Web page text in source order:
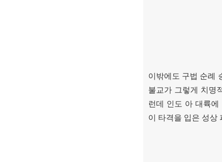
이밖에도 구법 순례
불교가 그렇게 치명
런데 인도 아 대륙
이 타격을 입은 성상